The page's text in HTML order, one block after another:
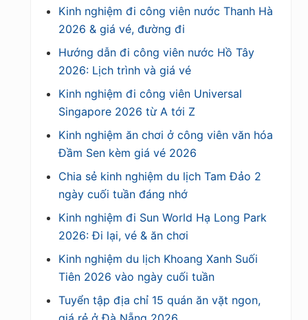
Kinh nghiệm đi công viên nước Thanh Hà
2026 & giá vé, đường đi
Hướng dẫn đi công viên nước Hồ Tây
2026: Lịch trình và giá vé
Kinh nghiệm đi công viên Universal
Singapore 2026 từ A tới Z
Kinh nghiệm ăn chơi ở công viên văn hóa
Đầm Sen kèm giá vé 2026
Chia sẻ kinh nghiệm du lịch Tam Đảo 2
ngày cuối tuần đáng nhớ
Kinh nghiệm đi Sun World Hạ Long Park
2026: Đi lại, vé & ăn chơi
Kinh nghiệm du lịch Khoang Xanh Suối
Tiên 2026 vào ngày cuối tuần
Tuyển tập địa chỉ 15 quán ăn vặt ngon,